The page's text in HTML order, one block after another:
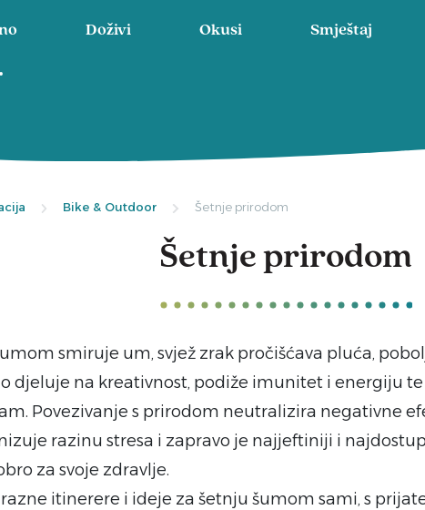
Doživi Okusi Smještaj
Bike & Outdoor Šetnje prirodom
Šetnje prirodom
smiruje um, svjež zrak pročišćava pluća,
djeluje na kreativnost, podiže imunitet i energiju
Povezivanje s prirodom neutralizira negativne
razinu stresa i zapravo je najjeftiniji i
za svoje zdravlje.
itinerere i ideje za šetnju šumom sami, s